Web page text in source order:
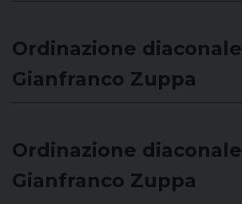
Ordinazione diaconale
Gianfranco Zuppa
Ordinazione diaconale
Gianfranco Zuppa